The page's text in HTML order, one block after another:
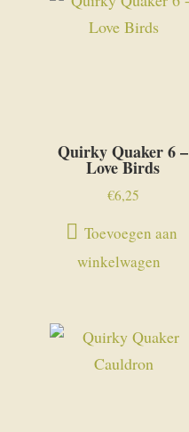
Quirky Quaker 6 –
Love Birds
€6,25
Toevoegen aan
winkelwagen